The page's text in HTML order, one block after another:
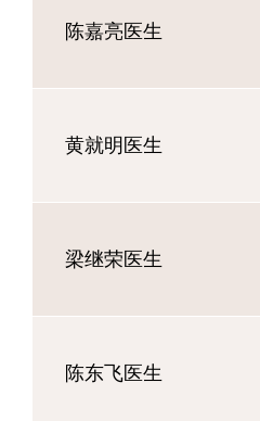
陈嘉亮医生
黄就明医生
梁继荣医生
陈东飞医生